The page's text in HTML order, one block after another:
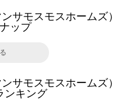
サモスモスホームズ）
ップ
サモスモスホームズ）
ンキング